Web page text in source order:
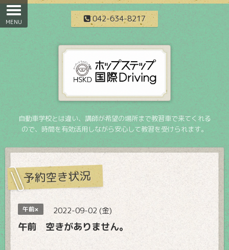
042-634-8217
自動車学校とは違い、講師が希望の場所まで教習車で来てくれる
ので、時間を有効活用しながら安心して教習を受けられます。
予約空き状況
午前× 2022-09-02 (金)
午前 空きがありません。